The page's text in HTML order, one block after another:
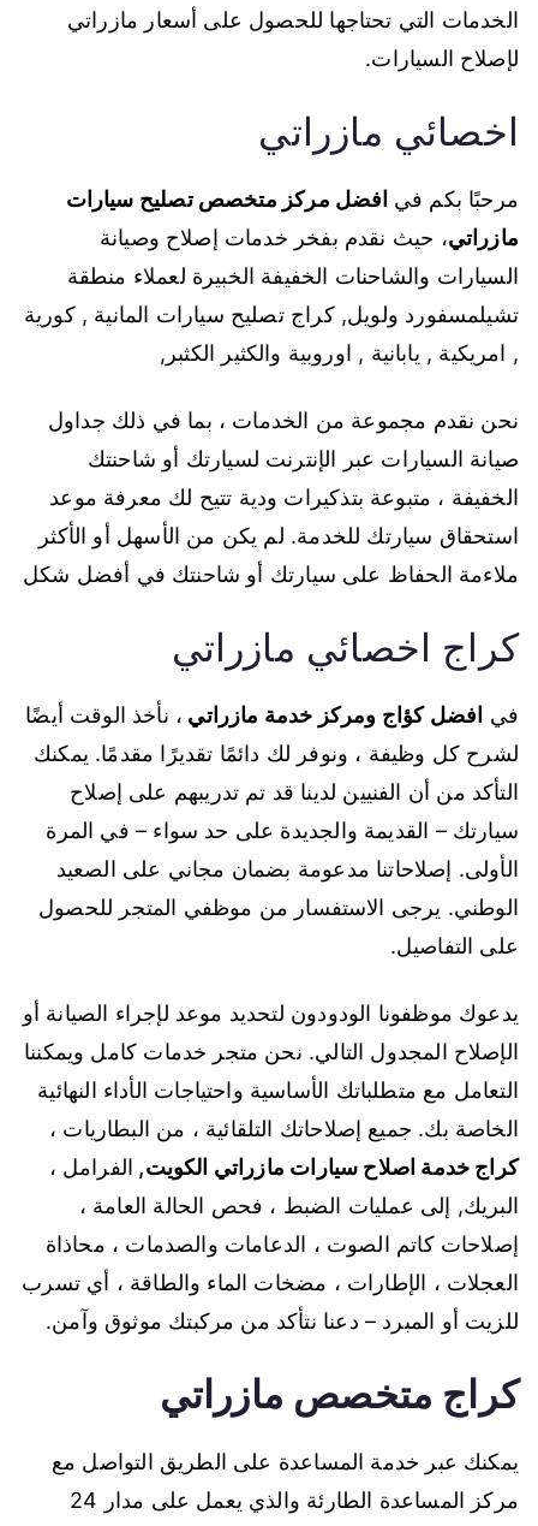
الخدمات التي تحتاجها للحصول على أسعار مازراتي
لإصلاح السيارات.
اخصائي مازراتي
مرحبًا بكم في افضل مركز متخصص تصليح سيارات
مازراتي، حيث نقدم بفخر خدمات إصلاح وصيانة
السيارات والشاحنات الخفيفة الخبيرة لعملاء منطقة
تشيلمسفورد ولويل, كراج تصليح سيارات المانية , كورية
, امريكية , يابانية , اوروبية والكثير الكثبر,
نحن نقدم مجموعة من الخدمات ، بما في ذلك جداول
صيانة السيارات عبر الإنترنت لسيارتك أو شاحنتك
الخفيفة ، متبوعة بتذكيرات ودية تتيح لك معرفة موعد
استحقاق سيارتك للخدمة. لم يكن من الأسهل أو الأكثر
ملاءمة الحفاظ على سيارتك أو شاحنتك في أفضل شكل
كراج اخصائي مازراتي
في افضل كؤاج ومركز خدمة مازراتي ، نأخذ الوقت أيضًا
لشرح كل وظيفة ، ونوفر لك دائمًا تقديرًا مقدمًا. يمكنك
التأكد من أن الفنيين لدينا قد تم تدريبهم على إصلاح
سيارتك – القديمة والجديدة على حد سواء – في المرة
الأولى. إصلاحاتنا مدعومة بضمان مجاني على الصعيد
الوطني. يرجى الاستفسار من موظفي المتجر للحصول
على التفاصيل.
يدعوك موظفونا الودودون لتحديد موعد لإجراء الصيانة أو
الإصلاح المجدول التالي. نحن متجر خدمات كامل ويمكننا
التعامل مع متطلباتك الأساسية واحتياجات الأداء النهائية
الخاصة بك. جميع إصلاحاتك التلقائية ، من البطاريات ،
كراج خدمة اصلاح سيارات مازراتي الكويت, الفرامل ،
البريك, إلى عمليات الضبط ، فحص الحالة العامة ،
إصلاحات كاتم الصوت ، الدعامات والصدمات ، محاذاة
العجلات ، الإطارات ، مضخات الماء والطاقة ، أي تسرب
للزيت أو المبرد – دعنا نتأكد من مركبتك موثوق وآمن.
كراج متخصص مازراتي
يمكنك عبر خدمة المساعدة على الطريق التواصل مع
مركز المساعدة الطارئة والذي يعمل على مدار 24